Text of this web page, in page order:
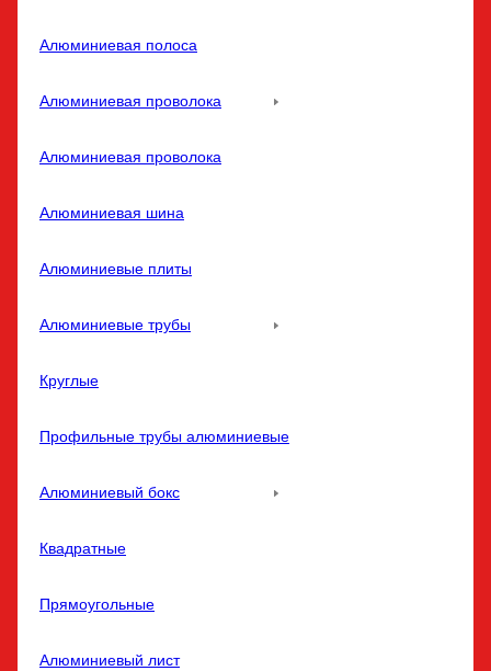
Алюминиевая полоса
Алюминиевая проволока
Алюминиевая проволока
Алюминиевая шина
Алюминиевые плиты
Алюминиевые трубы
Круглые
Профильные трубы алюминиевые
Алюминиевый бокс
Квадратные
Прямоугольные
Алюминиевый лист